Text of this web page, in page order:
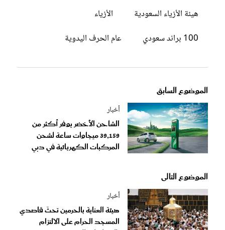
هيئة الأزياء السعودية
الأزياء
100 براند سعودي
عام الحرف اليدوية
الموضوع السابق
أخبار
الشاحن الأخضر يوفر أكثر من
39,159 ميجاوات ساعة لشحن
المركبات الكهربائية في دبي
الموضوع التالى
أخبار
هيئة العناية بالحرمين تحثّ قاصدي
المسجد الحرام على الالتزام